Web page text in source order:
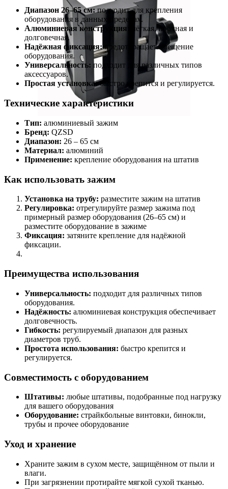
Диапазон 26–65 см:подходит для крепления
оборудования в данных пределах.
Алюминиевая конструкция:
лёгкая, прочная и
долговечная.
Надёжная фиксация:предотвращает смещение
оборудования.
Универсальность: подходит для различных типов
аксессуаров.
Простая установка:быстро крепится и регулируется.
Технические характеристики
Тип: алюминиевый зажим
Бренд: QZSD
Диапазон: 26 – 65 см
Материал: алюминий
Применение: крепление оборудования на штатив
Как использовать зажим
Установка на трубу: разместите зажим на штатив
Регулировка: отрегулируйте размер зажима под
примерный размер оборудования (26–65 см) и
разместите оборудование в зажиме
Фиксация: затяните крепление для надёжной
фиксации.
Преимущества использования
Универсальность: подходит для различных типов
оборудования.
Надёжность: алюминиевая конструкция обеспечивает
долговечность.
Гибкость: регулируемый диапазон для разных
диаметров труб.
Простота использования: быстро крепится и
регулируется.
Совместимость с оборудованием
Штативы: любые штативы, подобранные под нагрузку
для вашего оборудования
Оборудование: страйкбольные винтовки, бинокли,
трубы и прочее оборудование
Уход и хранение
Храните зажим в сухом месте, защищённом от пыли и
влаги.
При загрязнении протирайте мягкой сухой тканью.